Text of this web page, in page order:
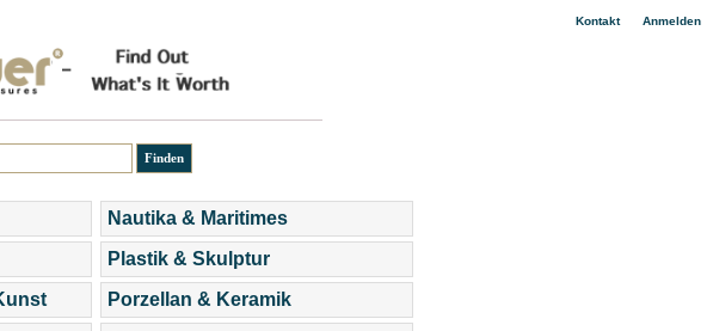
Kontakt| Anmelden
Nautika & Maritimes
Plastik & Skulptur
Porzellan & Keramik